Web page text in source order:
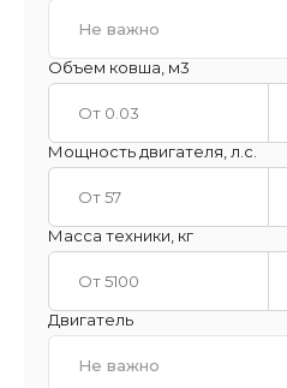
Не важно
Объем ковша, м3
Мощность двигателя, л.с.
Масса техники, кг
Двигатель
Не важно